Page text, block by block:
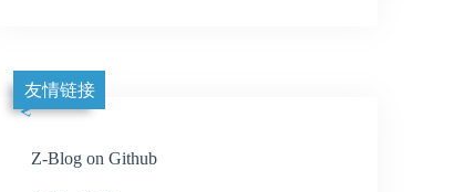
友情链接
Z-Blog on Github